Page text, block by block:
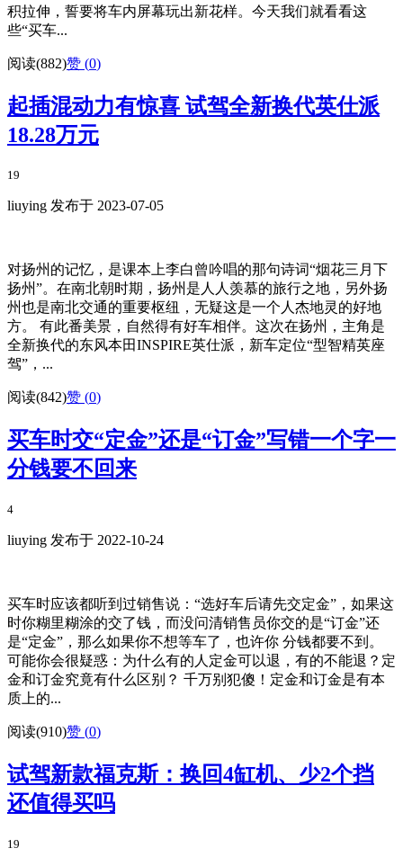
积拉伸，誓要将车内屏幕玩出新花样。今天我们就看看这
些“买车...
阅读(882)赞 (0)
起插混动力有惊喜 试驾全新换代英仕派
18.28万元
19
liuying 发布于 2023-07-05
对扬州的记忆，是课本上李白曾吟唱的那句诗词“烟花三月下
扬州”。在南北朝时期，扬州是人人羡慕的旅行之地，另外扬
州也是南北交通的重要枢纽，无疑这是一个人杰地灵的好地
方。 有此番美景，自然得有好车相伴。这次在扬州，主角是
全新换代的东风本田INSPIRE英仕派，新车定位“型智精英座
驾”，...
阅读(842)赞 (0)
买车时交“定金”还是“订金”写错一个字一
分钱要不回来
4
liuying 发布于 2022-10-24
买车时应该都听到过销售说：“选好车后请先交定金”，如果这
时你糊里糊涂的交了钱，而没问清销售员你交的是“订金”还
是“定金”，那么如果你不想等车了，也许你 分钱都要不到。
可能你会很疑惑：为什么有的人定金可以退，有的不能退？定
金和订金究竟有什么区别？ 千万别犯傻！定金和订金是有本
质上的...
阅读(910)赞 (0)
试驾新款福克斯：换回4缸机、少2个挡
还值得买吗
19